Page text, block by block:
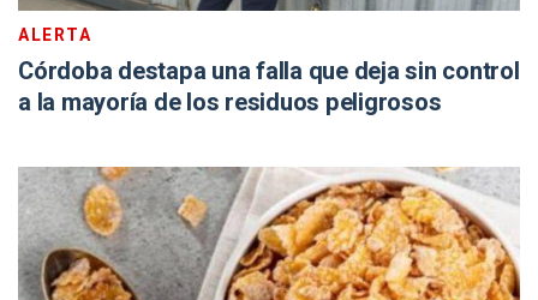
ALERTA
Córdoba destapa una falla que deja sin control
a la mayoría de los residuos peligrosos